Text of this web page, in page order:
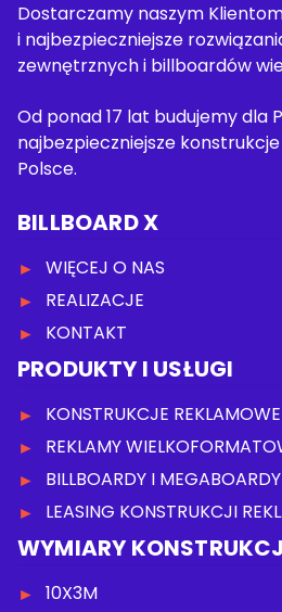
Dostarczamy naszym
i najbezpieczniejsze
zewnętrznych i billboardów
Od ponad 17 lat budujemy dla
najbezpieczniejsze
Polsce.
BILLBOARD X
WIĘCEJ O NAS
REALIZACJE
KONTAKT
PRODUKTY I USŁUGI
KONSTRUKCJE REKLAMOWE
REKLAMY
BILLBOARDY I
LEASING KONSTRUKCJI
WYMIARY
10X3M